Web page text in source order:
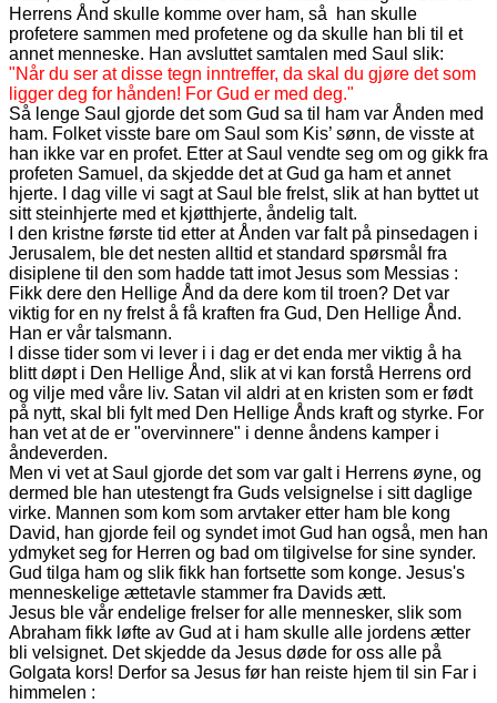
Herrens Ånd skulle komme over ham, så han skulle
profetere sammen med profetene og da skulle han bli til et
annet menneske. Han avsluttet samtalen med Saul slik:
"Når du ser at disse tegn inntreffer, da skal du gjøre det som
ligger deg for hånden! For Gud er med deg."
Så lenge Saul gjorde det som Gud sa til ham var Ånden med
ham. Folket visste bare om Saul som Kis’ sønn, de visste at
han ikke var en profet. Etter at Saul vendte seg om og gikk fra
profeten Samuel, da skjedde det at Gud ga ham et annet
hjerte. I dag ville vi sagt at Saul ble frelst, slik at han byttet ut
sitt steinhjerte med et kjøtthjerte, åndelig talt.
I den kristne første tid etter at Ånden var falt på pinsedagen i
Jerusalem, ble det nesten alltid et standard spørsmål fra
disiplene til den som hadde tatt imot Jesus som Messias :
Fikk dere den Hellige Ånd da dere kom til troen? Det var
viktig for en ny frelst å få kraften fra Gud, Den Hellige Ånd.
Han er vår talsmann.
I disse tider som vi lever i i dag er det enda mer viktig å ha
blitt døpt i Den Hellige Ånd, slik at vi kan forstå Herrens ord
og vilje med våre liv. Satan vil aldri at en kristen som er født
på nytt, skal bli fylt med Den Hellige Ånds kraft og styrke. For
han vet at de er "overvinnere" i denne åndens kamper i
åndeverden.
Men vi vet at Saul gjorde det som var galt i Herrens øyne, og
dermed ble han utestengt fra Guds velsignelse i sitt daglige
virke. Mannen som kom som arvtaker etter ham ble kong
David, han gjorde feil og syndet imot Gud han også, men han
ydmyket seg for Herren og bad om tilgivelse for sine synder.
Gud tilga ham og slik fikk han fortsette som konge. Jesus's
menneskelige ættetavle stammer fra Davids ætt.
Jesus ble vår endelige frelser for alle mennesker, slik som
Abraham fikk løfte av Gud at i ham skulle alle jordens ætter
bli velsignet. Det skjedde da Jesus døde for oss alle på
Golgata kors! Derfor sa Jesus før han reiste hjem til sin Far i
himmelen :